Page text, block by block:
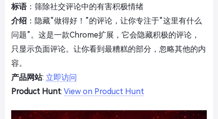
标语：筛除社交评论中的有害积极情绪
介绍 ：隐藏“做得好！”的评论，让你专注于“这里有什么
问题”。这是一款Chrome扩展，它会隐藏积极的评论，
只显示负面评论。让你看到最糟糕的部分，忽略其他的内
容。
产品网站: 立即访问
Product Hunt: View on Product Hunt